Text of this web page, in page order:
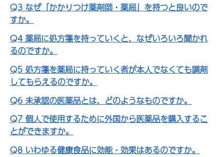
Q3 なぜ「かかりつけ薬剤師・薬局」を持つと良いので
すか。
Q4 薬局に処方箋を持っていくと、なぜいろいろ聞かれ
るのですか。
Q5 処方箋を薬局に持っていく者が本人でなくても調剤
してもらえるのですか。
Q6 未承認の医薬品とは、どのようなものですか。
Q7 個人で使用するために外国から医薬品を購入するこ
とができますか。
Q8 いわゆる健康食品に効能・効果はあるのですか。